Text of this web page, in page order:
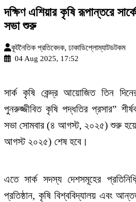
দক্ষিণ এশিয়ার কৃষি রূপান্তরে
সভা শুরু
কূটনৈতিক প্রতিবেদক, ঢাকাডিপ্লোম্যাটডটকম
04 Aug 2025, 17:52
সার্ক কৃষি কেন্দ্র আয়োজিত তিন
পুনরুজ্জীবিত কৃষি পদ্ধতির প্রসার”
সভা সোমবার (৪ আগস্ট, ২০২৫) শুরু
আগস্ট ২০২৫) শেষ হবে।
এতে সার্ক সদস্য দেশসমূহের
প্রতিষ্ঠান, কৃষি বিশ্ববিদ্যালয় এবং